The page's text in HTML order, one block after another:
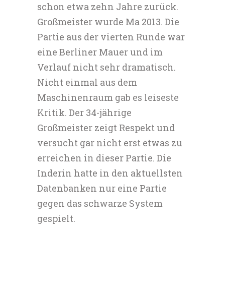
schon etwa zehn Jahre zurück.
Großmeister wurde Ma 2013. Die
Partie aus der vierten Runde war
eine Berliner Mauer und im
Verlauf nicht sehr dramatisch.
Nicht einmal aus dem
Maschinenraum gab es leiseste
Kritik. Der 34-jährige
Großmeister zeigt Respekt und
versucht gar nicht erst etwas zu
erreichen in dieser Partie. Die
Inderin hatte in den aktuellsten
Datenbanken nur eine Partie
gegen das schwarze System
gespielt.